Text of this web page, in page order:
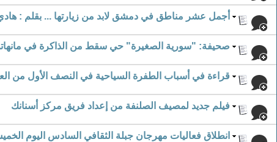
أجمل عشر مناطق في دمشق لابد من زيارتها ... بقلم :
صحيفة: "سورية الصغيرة" حي سقط من الذاكرة في
قراءة في أسباب الطفرة السياحية في النصف الأول من العام
فيلم جديد لمصيف الصلنفة من إعداد فريق مركز أسنانك
انطلاق فعاليات مهرجان جبلة الثقافي السادس اليوم